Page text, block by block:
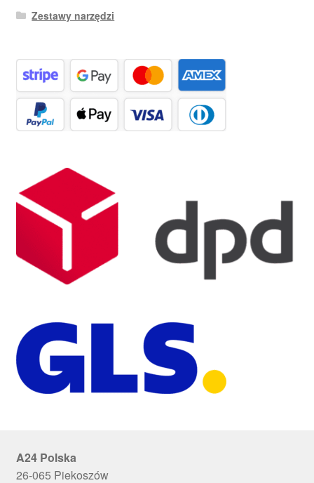
Zestawy narzędzi
A24 Polska
26-065 Piekoszów